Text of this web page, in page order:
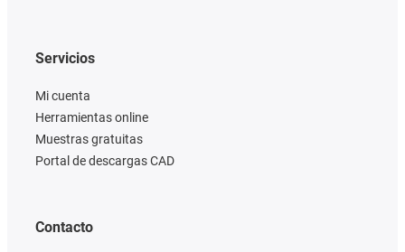
Servicios
Mi cuenta
Herramientas online
Muestras gratuitas
Portal de descargas CAD
Contacto